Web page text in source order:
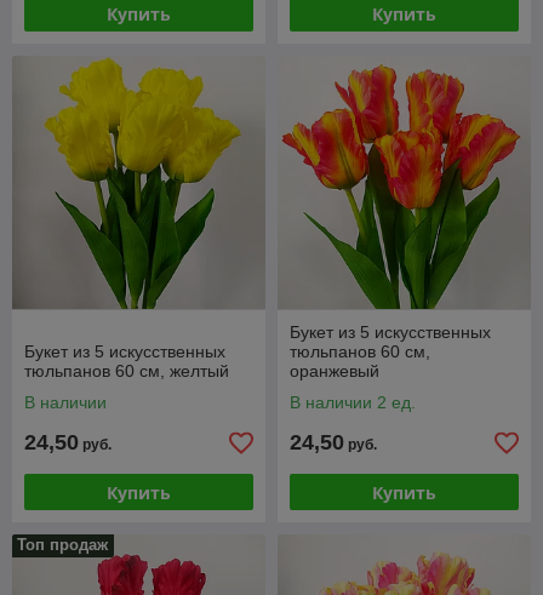
Купить Купить
Букет из 5 искусственных
тюльпанов 60 см, желтый
В наличии
24,50 руб.
Купить
Букет из 5 искусственных
тюльпанов 60 см,
оранжевый
В наличии 2 ед.
24,50 руб.
Купить
Топ продаж